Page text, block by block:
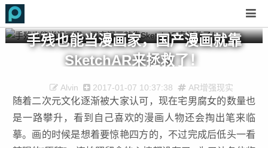
手残也能当漫画家，国产漫画就靠
SketchAR来拯救了！
Alvin 2017-01-07 10:37:38 AR增强现实
随着二次元文化逐渐被大家认可，现在宅男腐女的数量也
是一路攀升，看到自己喜欢的漫画人物还会掏出笔来临
摹。画的时候是想着要惊艳四方的，不过完成后低头一看